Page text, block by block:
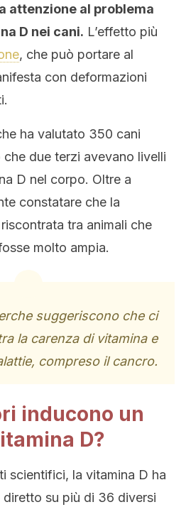
attenzione al problema
D nei cani. L’effetto più
, che può portare al
con deformazioni
ha valutato 350 cani
due terzi avevano livelli
D nel corpo. Oltre a
constatare che la
tra animali che
molto ampia.
suggeriscono che ci
la carenza di vitamina e
compreso il cancro.
inducono un
D?
scientifici, la vitamina D ha
su più di 36 diversi